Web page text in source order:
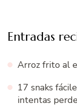
Entradas
Arroz frito al
17 snaks
intentas